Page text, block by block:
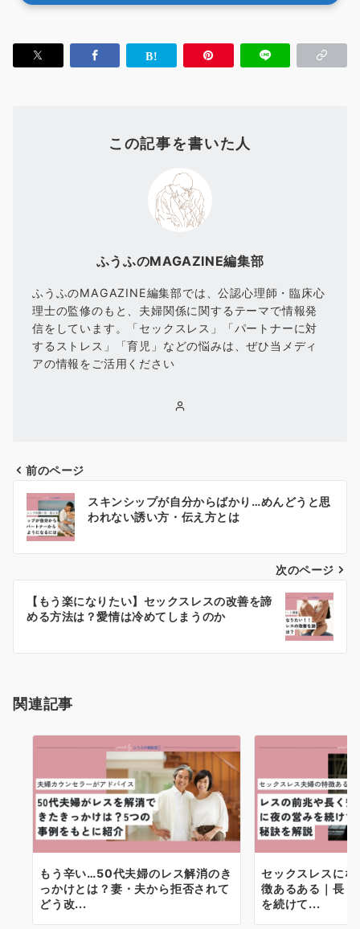
この記事を書いた人
ふうふのMAGAZINE編集部
ふうふのMAGAZINE編集部では、公認心理師・臨床心
理士の監修のもと、夫婦関係に関するテーマで情報発
信をしています。「セックスレス」「パートナーに対
するストレス」「育児」などの悩みは、ぜひ当メディ
アの情報をご活用ください
投
稿
ナ
ビ
シ
ン
前のページ
スキンシップが自分からばかり…めんどうと思
われない誘い方・伝え方とは
次のページ
【もう楽になりたい】セックスレスの改善を諦
める方法は？愛情は冷めてしまうのか
関連記事
もう辛い…50代夫婦のレス解消のき
っかけとは？妻・夫から拒否されて
どう改...
セックスレスに
徴あるある｜長
を続けて...